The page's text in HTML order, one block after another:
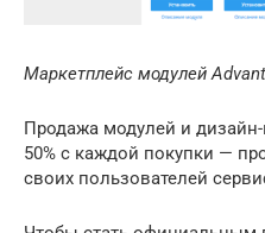
Маркетплейс модулей
Продажа модулей и
50% с каждой покупки —
своих пользователей